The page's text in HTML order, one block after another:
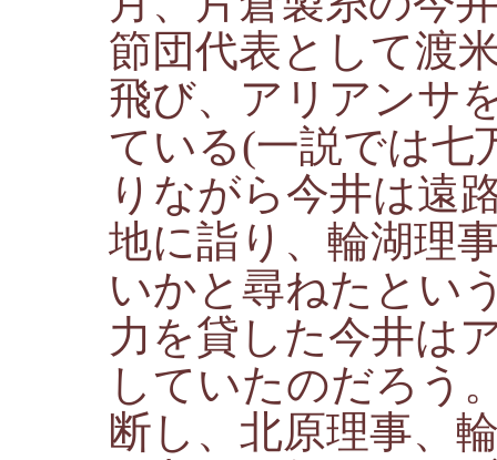
節団代表として渡
飛び、アリアンサ
ている(一説では七
りながら今井は遠
地に詣り、輪湖理
いかと尋ねたとい
力を貸した今井は
していたのだろう
断し、北原理事、